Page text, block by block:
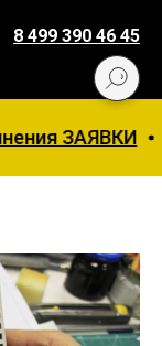
ЗАЯВКИ
8 499 390 46 45